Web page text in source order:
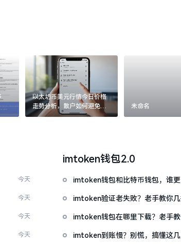
以太坊币美元行情今日价格
走势分析，散户如何避免追
涨杀跌被套牢
未命名
今天
今天
今天
今天
imtoken钱包2.0
imtoken钱包和比特币钱包，谁
imtoken验证老失败？老手教你
imtoken钱包在哪里下载？老手
imtoken到账慢？别慌，搞懂这